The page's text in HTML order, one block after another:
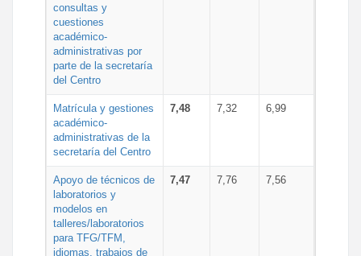
consultas y
cuestiones
académico-
administrativas por
parte de la secretaría
del Centro
Matrícula y gestiones
académico-
administrativas de la
secretaría del Centro
7,48 7,32 6,99
Apoyo de técnicos de
laboratorios y
modelos en
talleres/laboratorios
para TFG/TFM,
idiomas, trabajos de
7,47 7,76 7,56